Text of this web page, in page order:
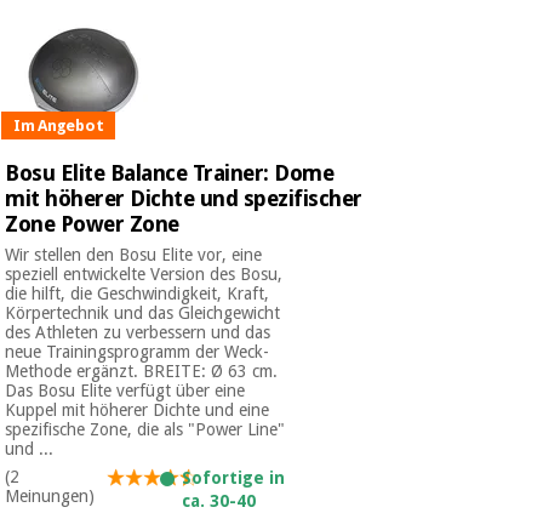
Im Angebot
Bosu Elite Balance Trainer: Dome
mit höherer Dichte und spezifischer
Zone Power Zone
Wir stellen den Bosu Elite vor, eine
speziell entwickelte Version des Bosu,
die hilft, die Geschwindigkeit, Kraft,
Körpertechnik und das Gleichgewicht
des Athleten zu verbessern und das
neue Trainingsprogramm der Weck-
Methode ergänzt. BREITE: Ø 63 cm.
Das Bosu Elite verfügt über eine
Kuppel mit höherer Dichte und eine
spezifische Zone, die als "Power Line"
und ...
(2
Meinungen)
Sofortige in
ca. 30-40